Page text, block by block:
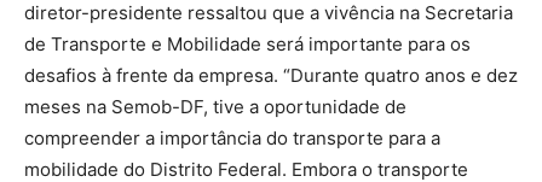
diretor-presidente ressaltou que a vivência na Secretaria
de Transporte e Mobilidade será importante para os
desafios à frente da empresa. “Durante quatro anos e dez
meses na Semob-DF, tive a oportunidade de
compreender a importância do transporte para a
mobilidade do Distrito Federal. Embora o transporte